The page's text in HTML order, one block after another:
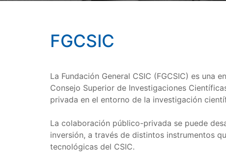
FGCSIC
La Fundación General CSIC (FGCSIC) es
Consejo Superior de Investigaciones
privada en el entorno de la investigación
La colaboración público-privada se puede
inversión, a través de distintos instrumentos
tecnológicas del CSIC.